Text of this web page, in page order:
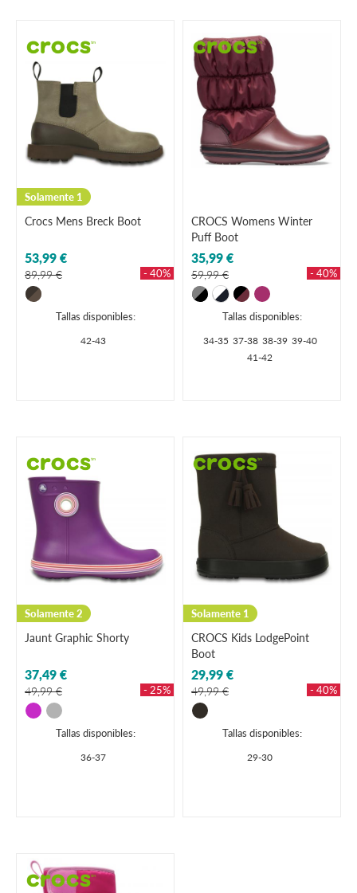
Solamente 1
Crocs Mens Breck Boot
53,99 €
89,99 € - 40%
Tallas disponibles:
42-43
CROCS Womens Winter
Puff Boot
35,99 €
59,99 € - 40%
Tallas disponibles:
34-35 37-38 38-39 39-40
41-42
Solamente 2
Jaunt Graphic Shorty
37,49 €
49,99 € - 25%
Tallas disponibles:
36-37
Solamente 1
CROCS Kids LodgePoint
Boot
29,99 €
49,99 € - 40%
Tallas disponibles:
29-30